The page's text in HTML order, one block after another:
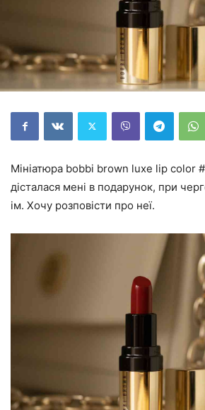
Мініатюра bobbi brown luxe lip color
дісталася мені в подарунок, при
ім. Хочу розповісти про неї.